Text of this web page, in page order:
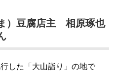
した「大山詣り」の地で